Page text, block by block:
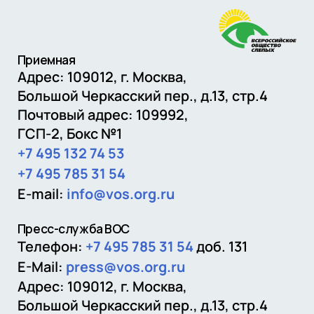
Приемная
Адрес: 109012, г. Москва,
Большой Черкасский пер., д.13, стр.4
Почтовый адрес: 109992,
ГСП-2, Бокс №1
+7 495 132 74 53
+7 495 785 31 54
E-mail: info@vos.org.ru
Пресс-служба ВОС
Телефон: +7 495 785 31 54доб. 131
E-Mail: press@vos.org.ru
Адрес: 109012, г. Москва,
Большой Черкасский пер., д.13, стр.4